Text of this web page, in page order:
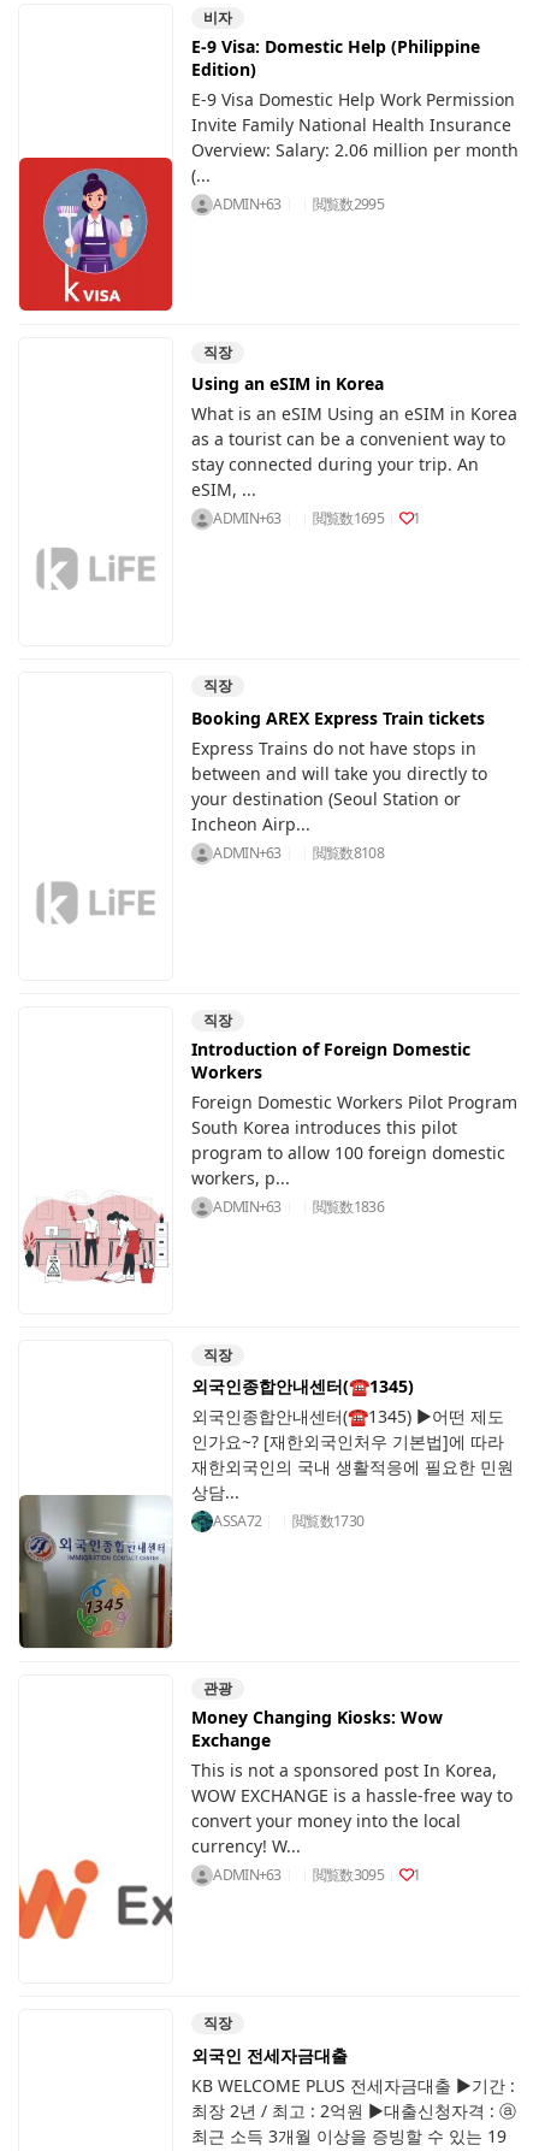
비자
E-9 Visa: Domestic Help (Philippine
Edition)
E-9 Visa Domestic Help Work Permission
Invite Family National Health Insurance
Overview: Salary: 2.06 million per month
(...
ADMIN+63 閲覧数2995
직장
Using an eSIM in Korea
What is an eSIM Using an eSIM in Korea
as a tourist can be a convenient way to
stay connected during your trip. An
eSIM, ...
ADMIN+63 閲覧数1695 1
직장
Booking AREX Express Train tickets
Express Trains do not have stops in
between and will take you directly to
your destination (Seoul Station or
Incheon Airp...
ADMIN+63 閲覧数8108
직장
Introduction of Foreign Domestic
Workers
Foreign Domestic Workers Pilot Program
South Korea introduces this pilot
program to allow 100 foreign domestic
workers, p...
ADMIN+63 閲覧数1836
직장
외국인종합안내센터(☎1345)
외국인종합안내센터(☎1345) ▶어떤 제도
인가요~? [재한외국인처우 기본법]에 따라
재한외국인의 국내 생활적응에 필요한 민원
상담...
ASSA72 閲覧数1730
관광
Money Changing Kiosks: Wow
Exchange
This is not a sponsored post In Korea,
WOW EXCHANGE is a hassle-free way to
convert your money into the local
currency! W...
ADMIN+63 閲覧数3095 1
직장
외국인 전세자금대출
KB WELCOME PLUS 전세자금대출 ▶기간 :
최장 2년 / 최고 : 2억원 ▶대출신청자격 : ⓐ
최근 소득 3개월 이상을 증빙할 수 있는 19